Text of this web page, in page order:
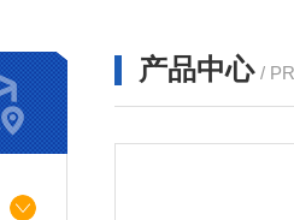
产品中心 /